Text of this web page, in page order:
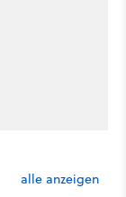
alle anzeigen